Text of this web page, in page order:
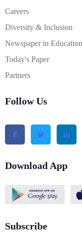
Careers
Diversity & Inclusion
Newspaper in Education
Today's Paper
Partners
Follow Us
Download App
Subscribe